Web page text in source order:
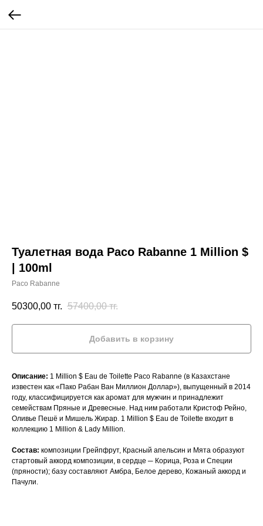
Туалетная вода Paco Rabanne 1 Million $
| 100ml
Paco Rabanne
50300,00 тг. 57400,00 тг.
Добавить в корзину
Описание: 1 Million $ Eau de Toilette Paco Rabanne (в Казахстане
известен как «Пако Рабан Ван Миллион Доллар»), выпущенный в 2014
году, классифицируется как аромат для мужчин и принадлежит
семействам Пряные и Древесные. Над ним работали Кристоф Рейно,
Оливье Пешё и Мишель Жирар. 1 Million $ Eau de Toilette входит в
коллекцию 1 Million & Lady Million.
Состав: композиции Грейпфрут, Красный апельсин и Мята образуют
стартовый аккорд композиции, в сердце ─ Корица, Роза и Специи
(пряности); базу составляют Амбра, Белое дерево, Кожаный аккорд и
Пачули.